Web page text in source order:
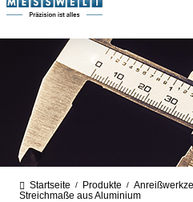
Startseite / Produkte /
Streichmaße aus Aluminium